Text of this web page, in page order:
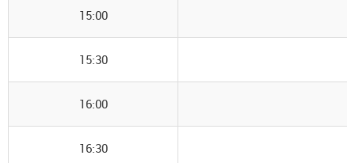
15:00
15:30
16:00
16:30